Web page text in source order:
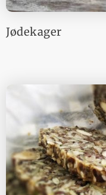
Jødekager